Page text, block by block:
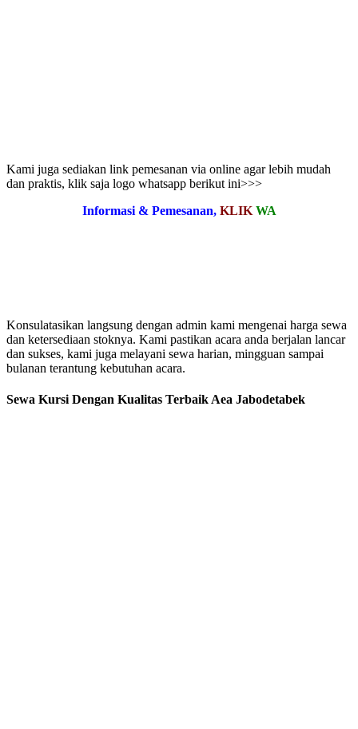
Kami juga sediakan link pemesanan via online agar lebih mudah
dan praktis, klik saja logo whatsapp berikut ini>>>
Informasi & Pemesanan, KLIK WA
Konsulatasikan langsung dengan admin kami mengenai harga sewa
dan ketersediaan stoknya. Kami pastikan acara anda berjalan lancar
dan sukses, kami juga melayani sewa harian, mingguan sampai
bulanan terantung kebutuhan acara.
Sewa Kursi Dengan Kualitas Terbaik Aea Jabodetabek